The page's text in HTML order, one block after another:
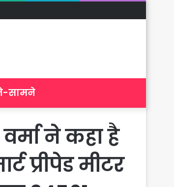
सामने
ने कहा है
प्रीपेड मीटर